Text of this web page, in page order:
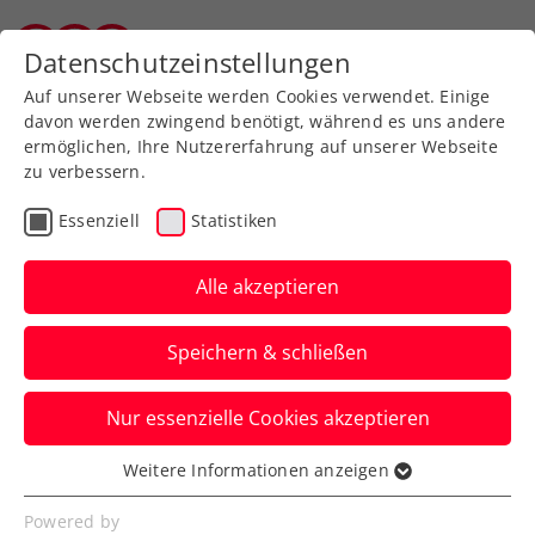
Zurück zur Newsübersicht
ATP
ATP-Challenger Teneriffa:
Misolic erst von Ex-Top-
10-Mann gestoppt
Auch Sandro Kopp verbucht beim ITF-
M25-Event in Vila Real de Santo António
einen Finaleinzug.
Verfasst von: Manuel Wachta, 16.02.2025
Datenschutzeinstellungen
Auf unserer Webseite werden Cookies verwendet. Einige
davon werden zwingend benötigt, während es uns andere
ermöglichen, Ihre Nutzererfahrung auf unserer Webseite
zu verbessern.
Essenziell Statistiken
Alle akzeptieren
Speichern & schließen
Nur essenzielle Cookies akzeptieren
Essenziell
Essenzielle Cookies werden für grundlegende
Weitere Informationen anzeigen
Powered by